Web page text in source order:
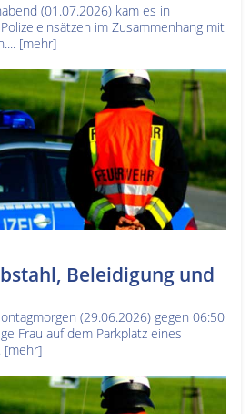
(01.07.2026) kam es in
im Zusammenhang mit
[mehr]
Beleidigung und
(29.06.2026) gegen 06:50
Frau auf dem Parkplatz eines
[mehr]